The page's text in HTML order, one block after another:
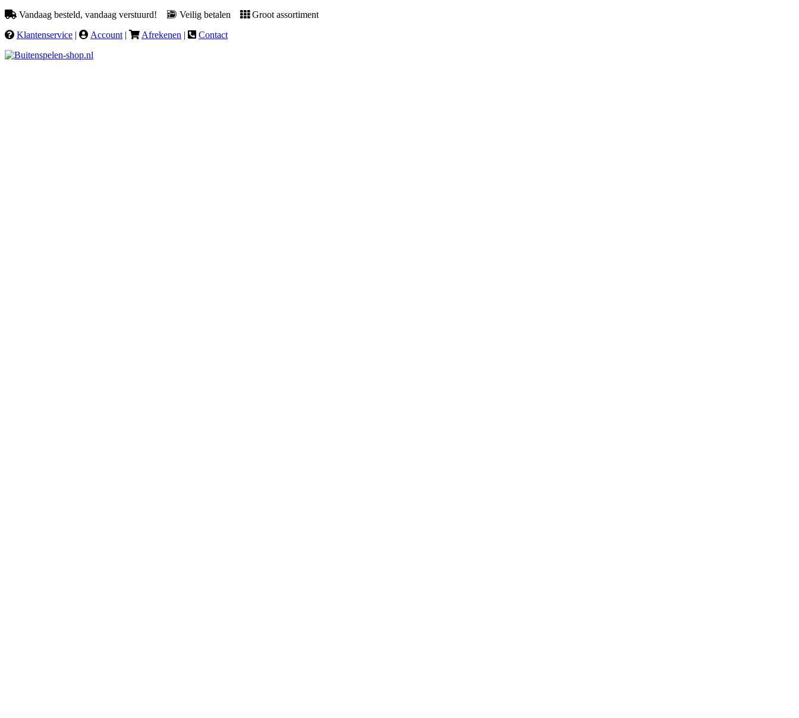
Vandaag besteld, vandaag verstuurd! Veilig betalen
Groot assortiment
Klantenservice | Account | Afrekenen | Contact